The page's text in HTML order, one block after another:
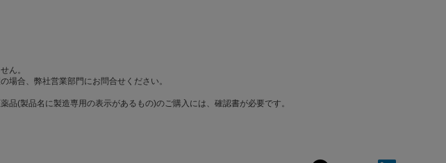
ん。
場合、弊社営業部門にお問合せください。
(製品名に製造専用の表示があるもの)のご購入には、確認書が必要です。